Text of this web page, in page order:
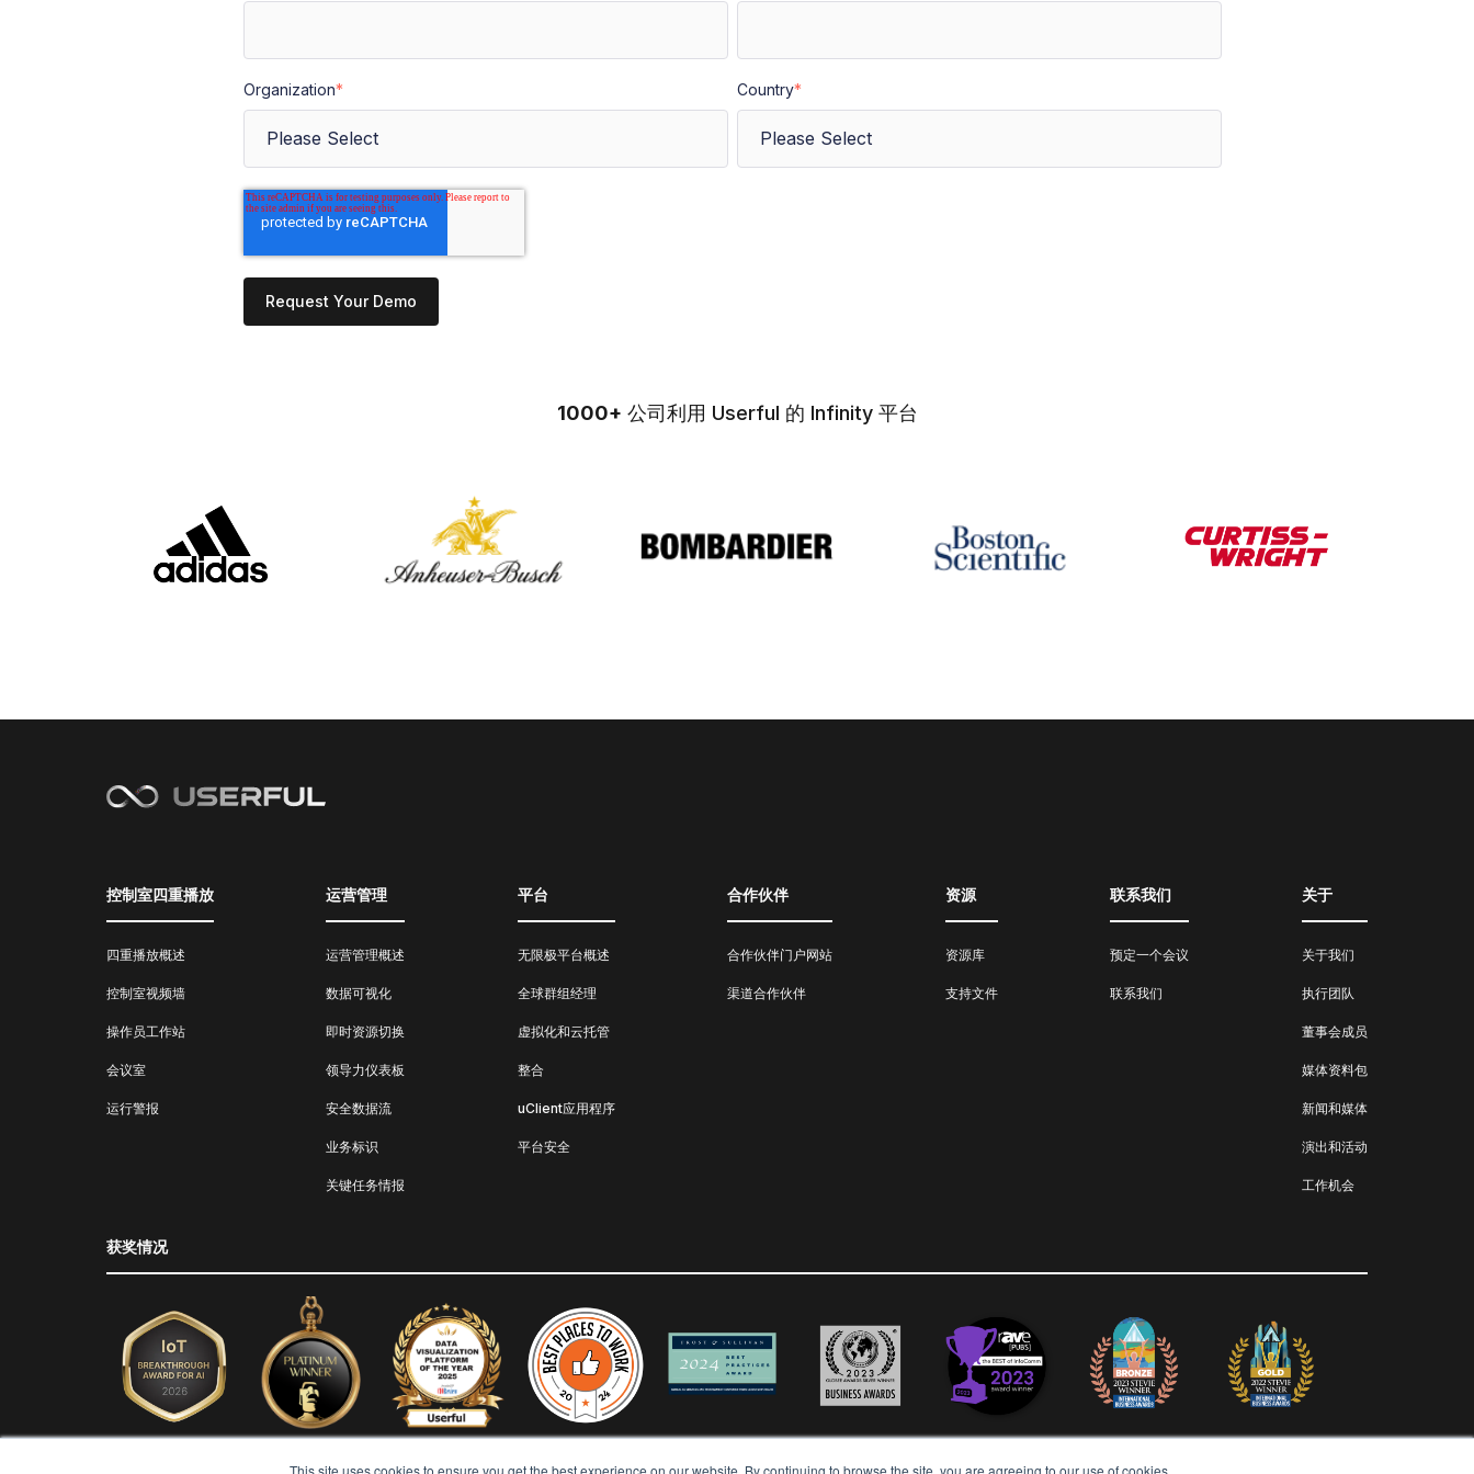
This site uses cookies to ensure you get the best experience on our website. By continuing to browse the site, you are agreeing to our use of cookies.
Organization* Country*
1000+ 公司利用 Userful 的 Infinity 平台
控制室四重播放
四重播放概述
控制室视频墙
操作员工作站
会议室
运行警报
运营管理
运营管理概述
数据可视化
即时资源切换
领导力仪表板
安全数据流
业务标识
关键任务情报
平台
无限极平台概述
全球群组经理
虚拟化和云托管
整合
uClient应用程序
平台安全
合作伙伴
合作伙伴门户网站
渠道合作伙伴
资源
资源库
支持文件
联系我们
预定一个会议
联系我们
关于
关于我们
执行团队
董事会成员
媒体资料包
新闻和媒体
演出和活动
工作机会
获奖情况